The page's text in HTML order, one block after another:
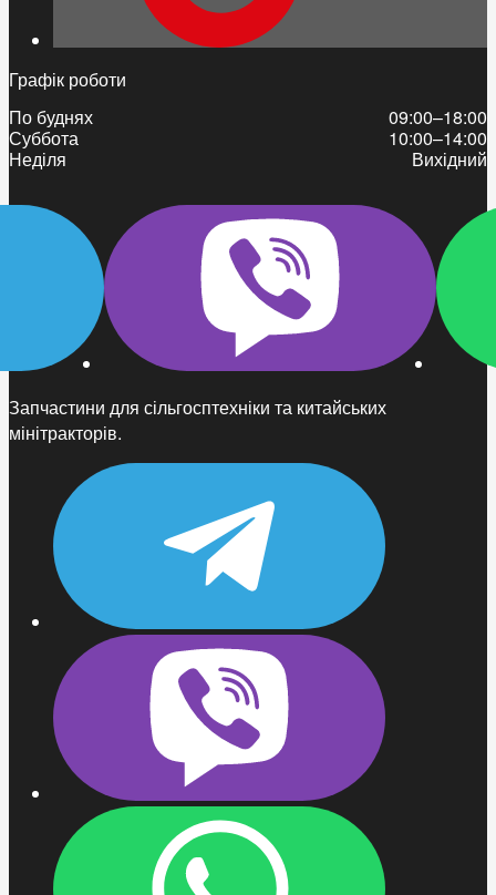
Запчастини для сільгосптехніки та китайських
мінітракторів.
Графік роботи
По буднях
09:00–18:00
Суббота
10:00–14:00
Неділя
Вихідний